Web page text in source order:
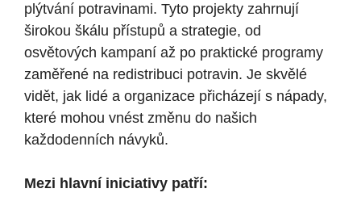
plýtvání potravinami. Tyto projekty zahrnují‌
širokou škálu přístupů a​ strategie, ‌od
osvětových kampaní až po praktické ⁤programy
zaměřené na redistribuci⁣ potravin. Je‌ skvělé
vidět, jak lidé a⁤ organizace přicházejí s nápady,
které⁢ mohou vnést ⁢změnu do našich
každodenních návyků.
Mezi ‌hlavní iniciativy patří: